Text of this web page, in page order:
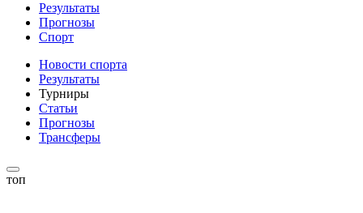
Результаты
Прогнозы
Спорт
Новости спорта
Результаты
Турниры
Статьи
Прогнозы
Трансферы
топ